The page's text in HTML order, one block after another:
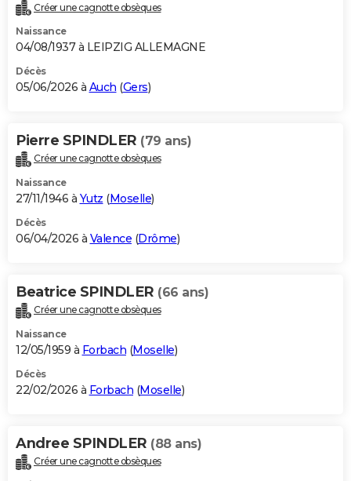
Créer une cagnotte obsèques
Naissance
04/08/1937 à LEIPZIG ALLEMAGNE
Décès
05/06/2026 à Auch (Gers)
Pierre SPINDLER (79 ans)
Créer une cagnotte obsèques
Naissance
27/11/1946 à Yutz (Moselle)
Décès
06/04/2026 à Valence (Drôme)
Beatrice SPINDLER (66 ans)
Créer une cagnotte obsèques
Naissance
12/05/1959 à Forbach (Moselle)
Décès
22/02/2026 à Forbach (Moselle)
Andree SPINDLER (88 ans)
Créer une cagnotte obsèques